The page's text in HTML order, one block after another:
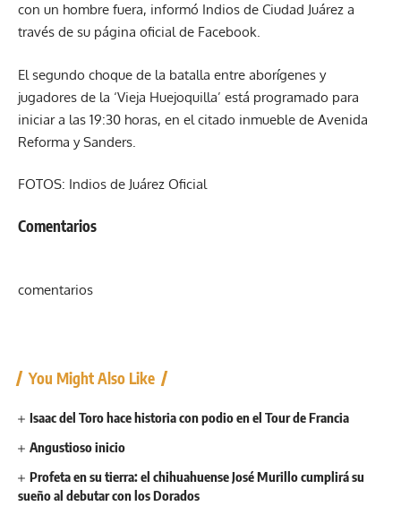
con un hombre fuera, informó Indios de Ciudad Juárez a
través de su página oficial de Facebook.
El segundo choque de la batalla entre aborígenes y
jugadores de la ‘Vieja Huejoquilla’ está programado para
iniciar a las 19:30 horas, en el citado inmueble de Avenida
Reforma y Sanders.
FOTOS: Indios de Juárez Oficial
Comentarios
comentarios
You Might Also Like
Isaac del Toro hace historia con podio en el Tour de Francia
Angustioso inicio
Profeta en su tierra: el chihuahuense José Murillo cumplirá su
sueño al debutar con los Dorados